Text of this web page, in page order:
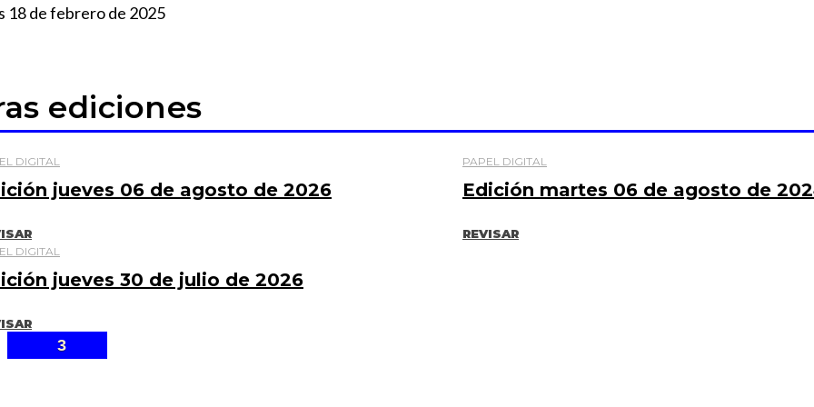
18 de febrero de 2025
ediciones
DIGITAL
jueves 06 de agosto de 2026
PAPEL DIGITAL
Edición martes 06 de agosto de
REVISAR
DIGITAL
jueves 30 de julio de 2026
3